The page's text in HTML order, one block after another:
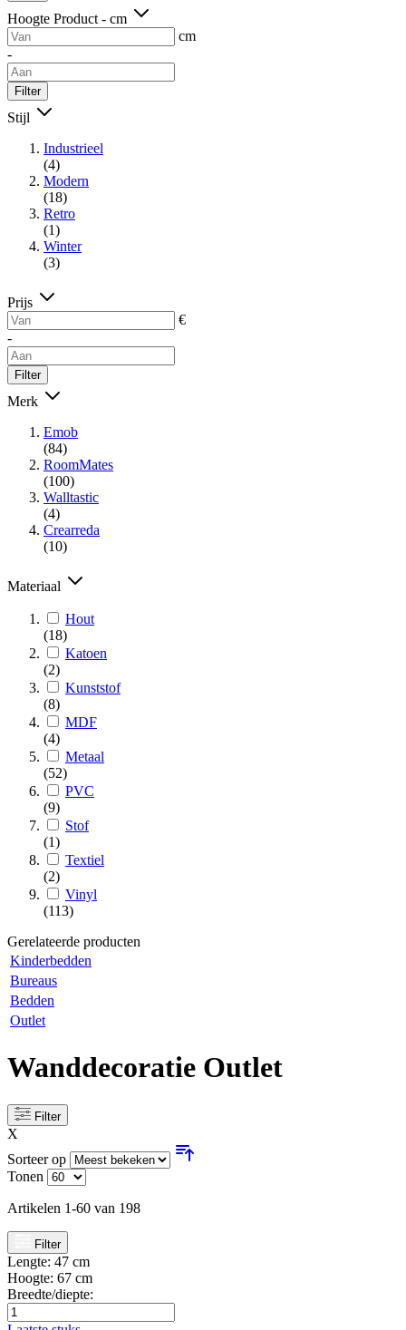
Hoogte Product - cm
cm
-
Filter
Stijl
Industrieel
(4)
Modern
(18)
Retro
(1)
Winter
(3)
Prijs
€
-
Filter
Merk
Emob
(84)
RoomMates
(100)
Walltastic
(4)
Crearreda
(10)
Materiaal
Hout
(18)
Katoen
(2)
Kunststof
(8)
MDF
(4)
Metaal
(52)
PVC
(9)
Stof
(1)
Textiel
(2)
Vinyl
(113)
Gerelateerde producten
Kinderbedden
Bureaus
Bedden
Outlet
Wanddecoratie Outlet
Filter
X
Sorteer op
Tonen
Artikelen 1-60 van 198
Filter
Lengte: 47 cm
Hoogte: 67 cm
Breedte/diepte: